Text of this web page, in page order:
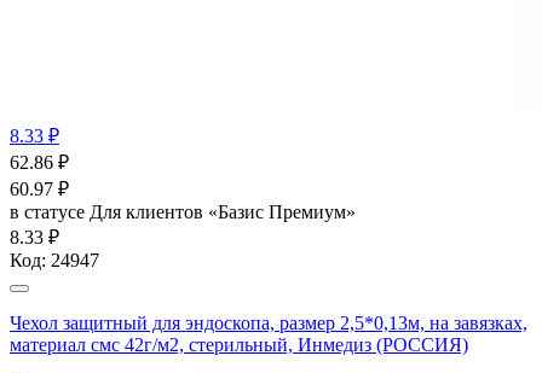
8.33 ₽
62.86 ₽
60.97 ₽
в статусе Для клиентов «Базис Премиум»
8.33 ₽
Код: 24947
Чехол защитный для эндоскопа, размер 2,5*0,13м, на завязках,
материал смс 42г/м2, стерильный, Инмедиз (РОССИЯ)